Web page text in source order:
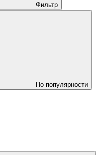
Фильтр
По популярности